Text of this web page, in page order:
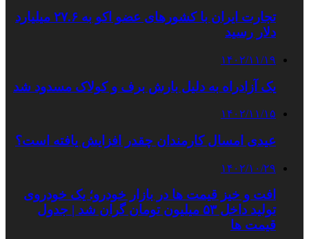
تجارت ایران با کشورهای عضو اکو به ۲۷.۶ میلیارد
دلار رسید
۱۴۰۲/۱۱/۱۹
یک آزادراه به دلیل بارش برف و کولاک مسدود شد
۱۴۰۲/۱۱/۱۵
عیدی امسال کارمندان چقدر افزایش یافته است؟
۱۴۰۲/۱۰/۲۹
افت و خیز قیمت ها در بازار خودرو؛ یک خودروی
تولید داخل ۵۳ میلیون تومان گران شد | جدول
قیمت ها